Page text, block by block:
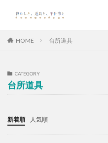
HOME 台所道具
CATEGORY
台所道具
新着順 人気順